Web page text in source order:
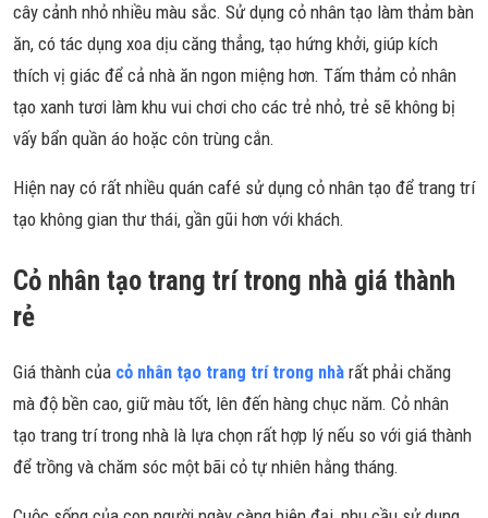
cây cảnh nhỏ nhiều màu sắc. Sử dụng cỏ nhân tạo làm thảm bàn
ăn, có tác dụng xoa dịu căng thẳng, tạo hứng khởi, giúp kích
thích vị giác để cả nhà ăn ngon miệng hơn. Tấm thảm cỏ nhân
tạo xanh tươi làm khu vui chơi cho các trẻ nhỏ, trẻ sẽ không bị
vấy bẩn quần áo hoặc côn trùng cắn.
Hiện nay có rất nhiều quán café sử dụng cỏ nhân tạo để trang trí
tạo không gian thư thái, gần gũi hơn với khách.
Cỏ nhân tạo trang trí trong nhà giá thành
rẻ
Giá thành của cỏ nhân tạo trang trí trong nhà rất phải chăng
mà độ bền cao, giữ màu tốt, lên đến hàng chục năm. Cỏ nhân
tạo trang trí trong nhà là lựa chọn rất hợp lý nếu so với giá thành
để trồng và chăm sóc một bãi cỏ tự nhiên hằng tháng.